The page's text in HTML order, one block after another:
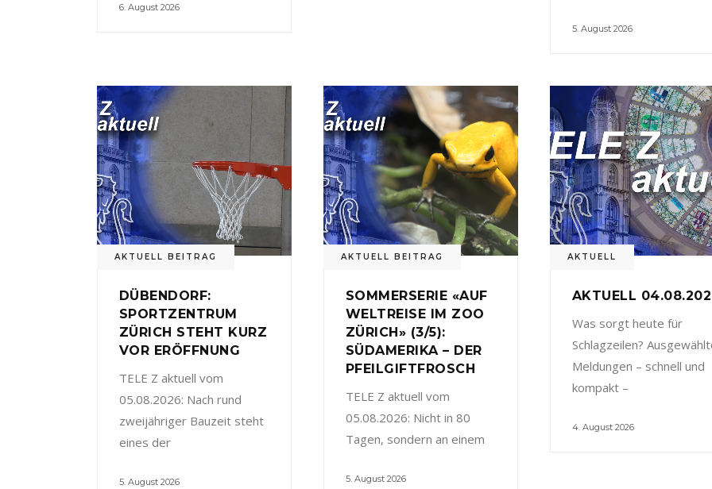
6. August 2026
5. August 2026
AKTUELL BEITRAG
DÜBENDORF:
SPORTZENTRUM
ZÜRICH STEHT KURZ
VOR ERÖFFNUNG
TELE Z aktuell vom
05.08.2026: Nach rund
zweijähriger Bauzeit steht
eines der
5. August 2026
AKTUELL BEITRAG
SOMMERSERIE «AUF
WELTREISE IM ZOO
ZÜRICH» (3/5):
SÜDAMERIKA – DER
PFEILGIFTFROSCH
TELE Z aktuell vom
05.08.2026: Nicht in 80
Tagen, sondern an einem
5. August 2026
AKTUELL
AKTUELL
Was sorgt heute für
Schlagzeilen?
Meldungen – schnell und
kompakt –
4. August 2026